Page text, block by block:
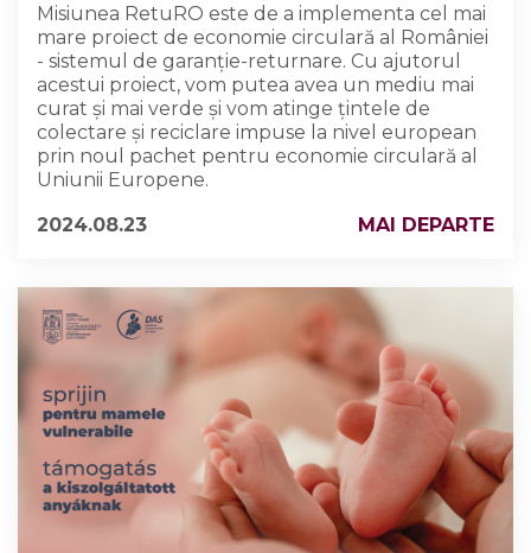
Misiunea RetuRO este de a implementa cel mai
mare proiect de economie circulară al României
- sistemul de garanție-returnare. Cu ajutorul
acestui proiect, vom putea avea un mediu mai
curat și mai verde și vom atinge țintele de
colectare și reciclare impuse la nivel european
prin noul pachet pentru economie circulară al
Uniunii Europene.
2024.08.23
MAI DEPARTE